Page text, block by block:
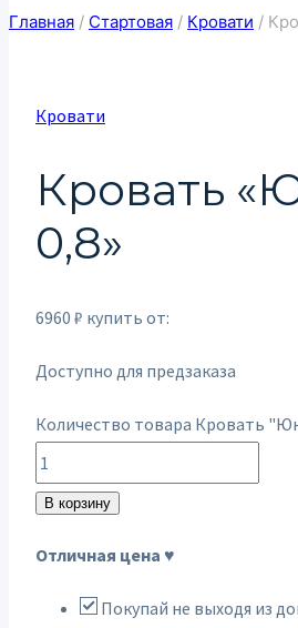
Главная / Стартовая / Кровати /
Кровати
Кровать
0,8»
6960 ₽ купить от:
Доступно для предзаказа
Количество товара Кровать
В корзину
Отличная цена ♥
Покупай не выходя из